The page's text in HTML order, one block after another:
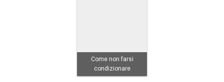
Come non farsi
condizionare